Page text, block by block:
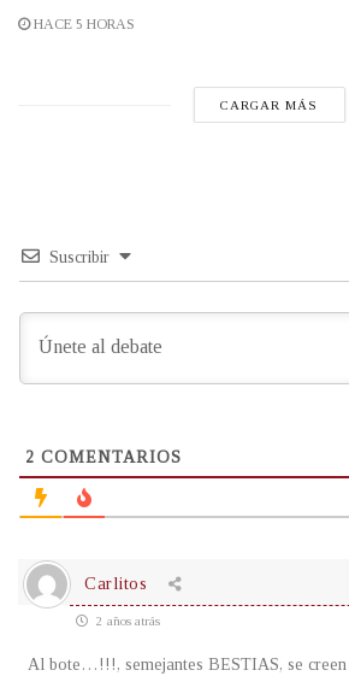
HACE 5 HORAS
CARGAR MÁS
Suscribir
2 COMENTARIOS
Carlitos
2 años atrás
Al bote…!!!, semejantes BESTIAS, se creen